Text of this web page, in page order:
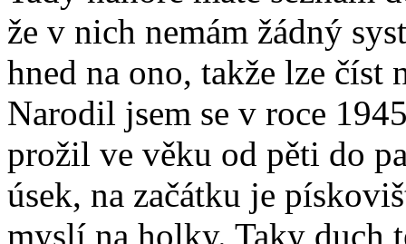
že v nich nemám žádný
hned na ono, takže lze číst
Narodil jsem se v roce
prožil ve věku od pěti do
úsek, na začátku je
myslí na holky. Taky duch